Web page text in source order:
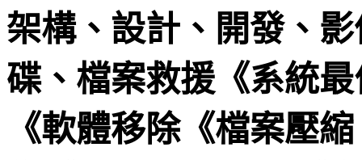
架構、設計、開發、
碟、檔案救援《系統
《軟體移除《檔案壓